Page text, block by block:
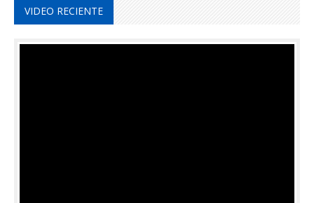
VIDEO RECIENTE